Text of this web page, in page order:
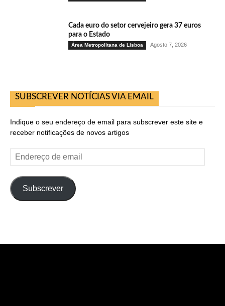
Cada euro do setor cervejeiro gera 37 euros
para o Estado
Área Metropolitana de Lisboa Agosto 7, 2026
SUBSCREVER NOTÍCIAS VIA EMAIL
Indique o seu endereço de email para subscrever este site e
receber notificações de novos artigos
Endereço
de
Subscrever